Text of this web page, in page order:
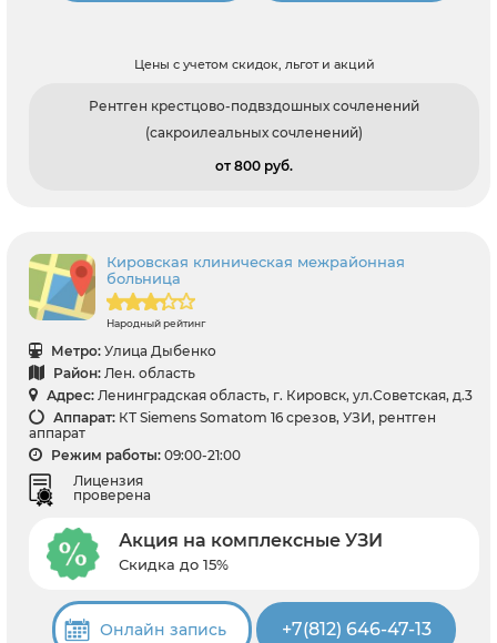
Цены с учетом скидок, льгот и акций
Рентген крестцово-подвздошных сочленений
(сакроилеальных сочленений)
от 800 pуб.
Кировская клиническая межрайонная
больница
Народный рейтинг
Метро: Улица Дыбенко
Район: Лен. область
Адрес: Ленинградская область, г. Кировск, ул.Советская, д.3
Аппарат: КТ Siemens Somatom 16 срезов, УЗИ, рентген
аппарат
Режим работы: 09:00-21:00
Лицензия
проверена
Акция на комплексные УЗИ
Скидка до 15%
Онлайн запись +7(812) 646-47-13